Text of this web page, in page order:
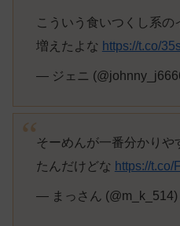
こういう食いつくし系の
増えたよな https://t.co/
— ジェニ
そーめんが一番分かりや
たんだけどな https://t.co/
— まっさん (@m_k_514)